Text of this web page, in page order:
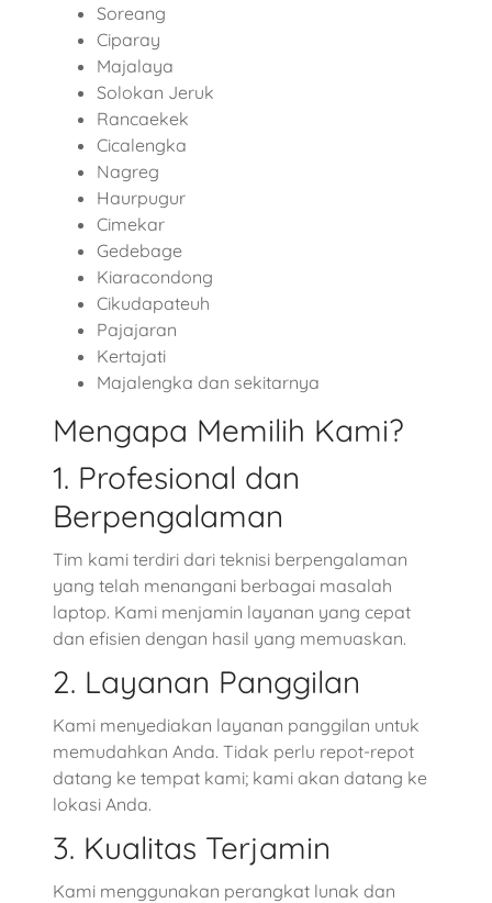
Soreang
Ciparay
Majalaya
Solokan Jeruk
Rancaekek
Cicalengka
Nagreg
Haurpugur
Cimekar
Gedebage
Kiaracondong
Cikudapateuh
Pajajaran
Kertajati
Majalengka dan sekitarnya
Mengapa Memilih Kami?
1. Profesional dan
Berpengalaman
Tim kami terdiri dari teknisi berpengalaman
yang telah menangani berbagai masalah
laptop. Kami menjamin layanan yang cepat
dan efisien dengan hasil yang memuaskan.
2. Layanan Panggilan
Kami menyediakan layanan panggilan untuk
memudahkan Anda. Tidak perlu repot-repot
datang ke tempat kami; kami akan datang ke
lokasi Anda.
3. Kualitas Terjamin
Kami menggunakan perangkat lunak dan